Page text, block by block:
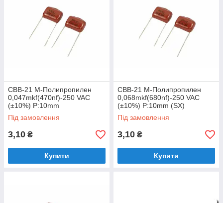
CBB-21 M-Полипропилен
0,047mkf(470nf)-250 VAC
(±10%) P:10mm
Під замовлення
3,10 ₴
Купити
CBB-21 M-Полипропилен
0,068mkf(680nf)-250 VAC
(±10%) P:10mm (SX)
Під замовлення
3,10 ₴
Купити